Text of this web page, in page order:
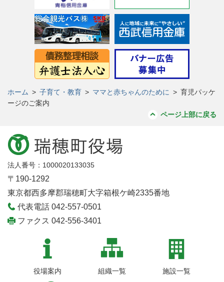
ホーム > 子育て・教育 > ママと赤ちゃんのために > 育児パッケ
ージのご案内
ページ上部に戻る
法人番号：1000020133035
〒190-1292
東京都西多摩郡瑞穂町大字箱根ケ崎2335番地
代表電話 042-557-0501
ファクス 042-556-3401
役場案内 組織一覧 施設一覧